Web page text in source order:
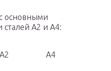
основными
сталей А2 и А4:
А2 А4